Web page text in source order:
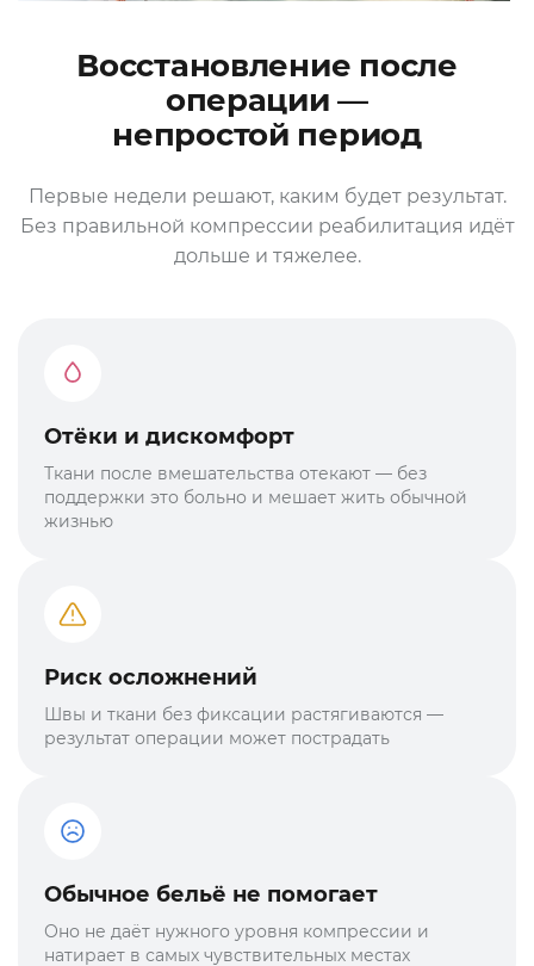
Восстановление после
операции —
непростой период
Первые недели решают, каким будет результат.
Без правильной компрессии реабилитация идёт
дольше и тяжелее.
Отёки и дискомфорт
Ткани после вмешательства отекают — без
поддержки это больно и мешает жить обычной
жизнью
Риск осложнений
Швы и ткани без фиксации растягиваются —
результат операции может пострадать
Обычное бельё не помогает
Оно не даёт нужного уровня компрессии и
натирает в самых чувствительных местах